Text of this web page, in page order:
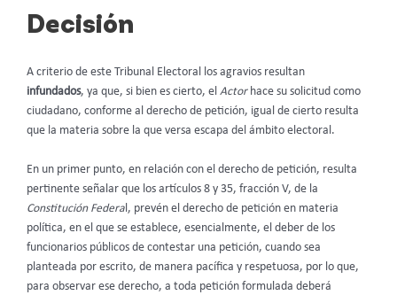
Decisión
A criterio de este Tribunal Electoral los agravios resultan
infundados, ya que, si bien es cierto, el Actor hace su solicitud como
ciudadano, conforme al derecho de petición, igual de cierto resulta
que la materia sobre la que versa escapa del ámbito electoral.
En un primer punto, en relación con el derecho de petición, resulta
pertinente señalar que los artículos 8 y 35, fracción V, de la
Constitución Federa l, prevén el derecho de petición en materia
política, en el que se establece, esencialmente, el deber de los
funcionarios públicos de contestar una petición, cuando sea
planteada por escrito, de manera pacífica y respetuosa, por lo que,
para observar ese derecho, a toda petición formulada deberá